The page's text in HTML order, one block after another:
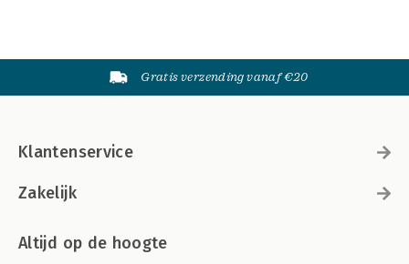
Gratis verzending vanaf €20
Klantenservice
Zakelijk
Altijd op de hoogte